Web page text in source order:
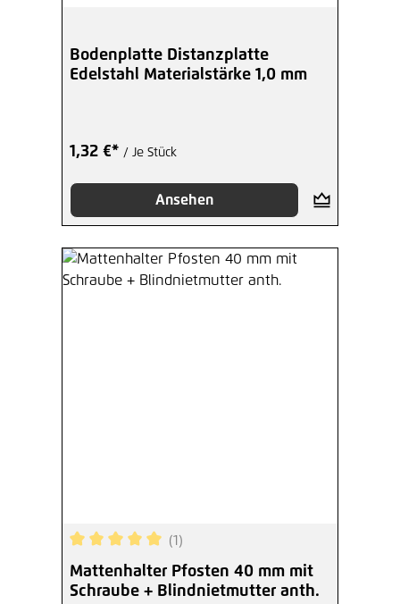
Bodenplatte Distanzplatte
Edelstahl Materialstärke 1,0 mm
1,32 €* / Je Stück
Ansehen
Durchschnittliche Bewertung von 5 von 5
(1)
Mattenhalter Pfosten 40 mm mit
Schraube + Blindnietmutter anth.